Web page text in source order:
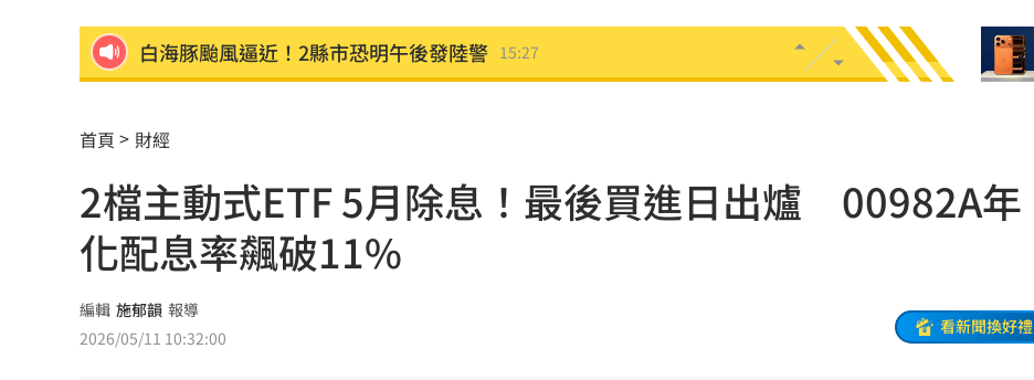
白海豚颱風逼近！2縣市恐明午後發陸警 15:27
怕哪天消失了蕭敬騰拒聽方大同神曲1年！
新作破3千萬觀看 知名網紅揭血淚內幕 15:24
北市府無預警稽查夏莉絲 負責人竟在場等
買疫苗被騙10.6億！慈濟多年未報案原因曝
雙十衝離島！機票「這天」開搶 攻略快看
首頁 財經
2檔主動式ETF 5月除息！最後買進日出爐 00982A年
化配息率飆破11%
編輯 施郁韻 報導
2026/05/11 10:32:00
看新聞換好禮